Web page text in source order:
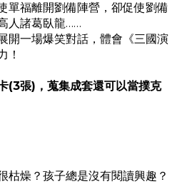
單福離開劉備陣營， 卻促使劉備
人諸葛臥龍……
開一場爆笑對話，體會《三國演
！
(3張)，蒐集成套還可以當撲克
枯燥？孩子總是沒有閱讀興趣？